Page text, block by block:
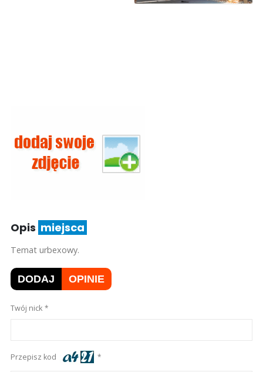
Opis miejsca
Temat urbexowy.
DODAJ OPINIE
Twój nick
Przepisz kod